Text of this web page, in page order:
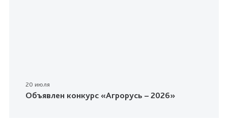
20 июля
Объявлен конкурс «Агрорусь – 2026»